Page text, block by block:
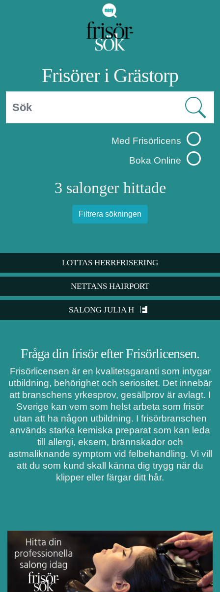
Frisörer i Grästorp
Med Frisörlicens
Boka Online
3 salonger hittade
Filtrera sökningen
LOTTAS HERRFRISERING
NETTANS HAIRPORT
SALONG JULIA H
Fråga din frisör efter Frisörlicensen.
Frisörlicensen är en kvalitetsgaranti som intygar
utbildning, behörighet och seriositet. Det innebär
att branschens yrkesprov, gesällprov är avlagt. I
Sverige kan vem som helst arbeta som frisör
utan att ha någon utbildning. I frisörbranschen
används starka kemiska preparat som kan leda
till allergi, eksem, brännskador och
astmaliknande symptom vid felbehandling. Vi vill
att du som kund skall känna dig trygg när du
klipper eller färgar ditt hår.